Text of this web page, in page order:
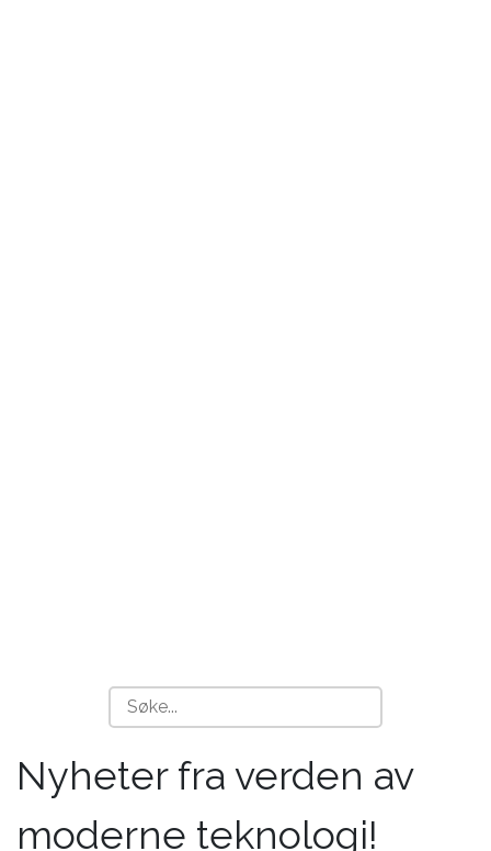
Nyheter fra verden av
moderne teknologi!